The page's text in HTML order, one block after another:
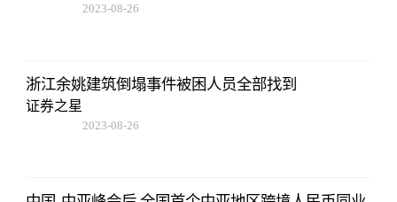
2023-08-26
浙江余姚建筑倒塌事件被困人员全部找到
证券之星
2023-08-26